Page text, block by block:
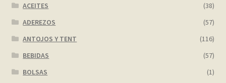
My account
Página de ejemplo
ACEITES
(38)
ADEREZOS
(57)
ANTOJOS Y TENT
(116)
BEBIDAS
(57)
BOLSAS
(1)